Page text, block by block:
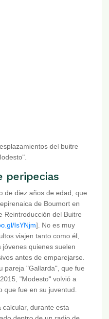
del buitre
peripecias
de diez años de edad, que
de Boumort en
Reintroducción del Buitre
IsYNjm]. No es muy
viajen tanto como él,
quienes suelen
antes de emparejarse.
pareja "Gallarda", que fue
"Modesto" volvió a
que fue en su juventud.
calcular, durante esta